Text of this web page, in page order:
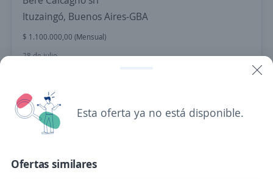
Ituzaingó, Buenos Aires-GBA
$ 1.100.000,00 (Mensual)
28 de julio
Ayudante de cocina
Consultora Workfinder
Merlo, Buenos Aires-GBA
Esta oferta ya no está disponible.
Ofertas similares